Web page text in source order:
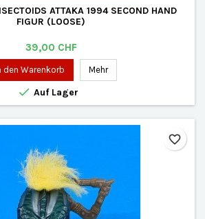
ATTAKA 1994 SECOND HAND
FIGUR (LOOSE)
Preis
39,00 CHF
den Warenkorb Mehr
 Auf Lager
favorite_border